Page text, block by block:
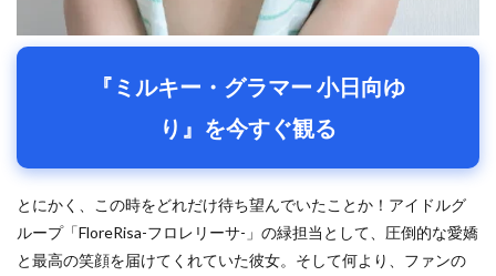
『ミルキー・グラマー 小日向ゆ
り』を今すぐ観る
とにかく、この時をどれだけ待ち望んでいたことか！アイドルグ
ループ「FloreRisa-フロレリーサ-」の緑担当として、圧倒的な愛嬌
と最高の笑顔を届けてくれていた彼女。そして何より、ファンの